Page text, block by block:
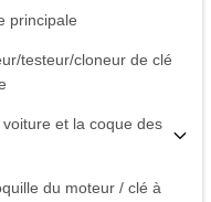
principale
testeur/cloneur de clé
et la coque des
du moteur / clé à